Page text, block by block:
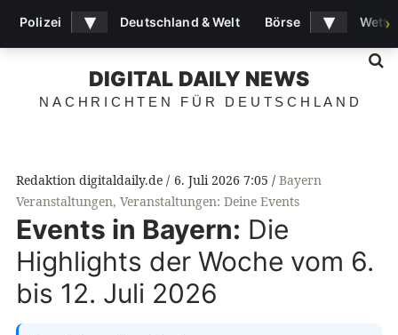
DIGITAL DAILY NEWS
NACHRICHTEN FÜR DEUTSCHLAND
Redaktion digitaldaily.de 6. Juli 2026 7:05
Bayern
Veranstaltungen, Veranstaltungen: Deine Events
Events in Bayern: Die
Highlights der Woche vom 6.
bis 12. Juli 2026
Polizei ▾ Deutschland & Welt Börse ▾ ›